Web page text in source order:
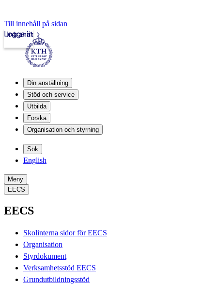
Till innehåll på sidan
Intranät
Logga in
Din anställning
Stöd och service
Utbilda
Forska
Organisation och styrning
Sök
English
Meny
EECS
EECS
Skolinterna sidor för EECS
Organisation
Styrdokument
Verksamhetsstöd EECS
Grundutbildningsstöd